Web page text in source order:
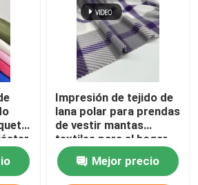
Impresión de tejido de
lana polar para prendas
de vestir mantas
textiles para el hogar
Mejor precio